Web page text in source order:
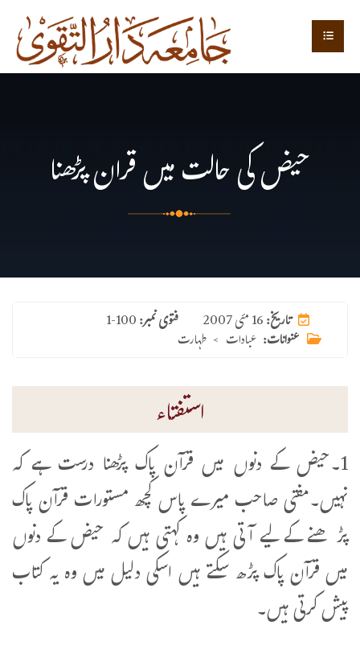
حیض کی حالت میں قران پڑھنا
فتوی نمبر:1-100 تاریخ:16 مئی 2007
عنوانات: عبادات > طہارت
استفتاء
1۔حیض کے دنوں میں قرآن پاک پڑھنا درست ہے کہ
نہیں۔مفتی صاحب میرے پاس کچھ مستورات قرآن پاک
پڑھنے کے لیے آتی ہیں وہ کہتی ہیں کہ حیض کے دنوں
میں قرآن پاک پڑھ سکتے ہیں اسکی دلیل میں وہ یہ کتاب
پیش کرتی ہیں۔